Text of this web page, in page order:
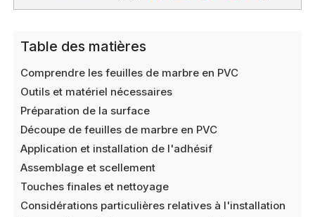
Table des matières
Comprendre les feuilles de marbre en PVC
Outils et matériel nécessaires
Préparation de la surface
Découpe de feuilles de marbre en PVC
Application et installation de l'adhésif
Assemblage et scellement
Touches finales et nettoyage
Considérations particulières relatives à l'installation